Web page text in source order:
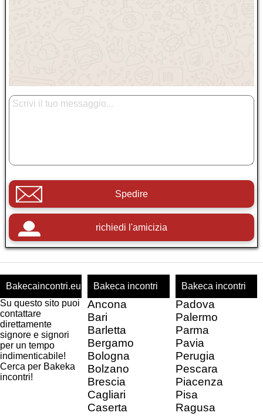
Spedire
richiedi l'amicizia
Bakecaincontri.eu
Su questo sito puoi
contattare
direttamente
signore e signori
per un tempo
indimenticabile!
Cerca per Bakeka
incontri!
Bakeca incontri
Ancona
Bari
Barletta
Bergamo
Bologna
Bolzano
Brescia
Cagliari
Caserta
Bakeca incontri
Padova
Palermo
Parma
Pavia
Perugia
Pescara
Piacenza
Pisa
Ragusa